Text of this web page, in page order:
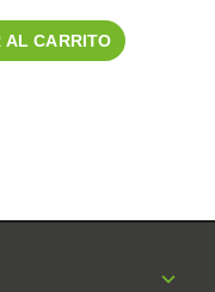
AL CARRITO